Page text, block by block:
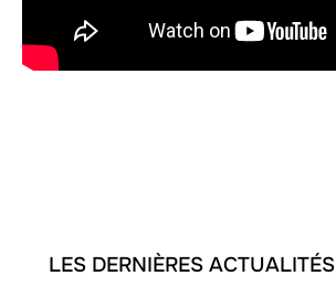
LES DERNIÈRES ACTUALITÉS